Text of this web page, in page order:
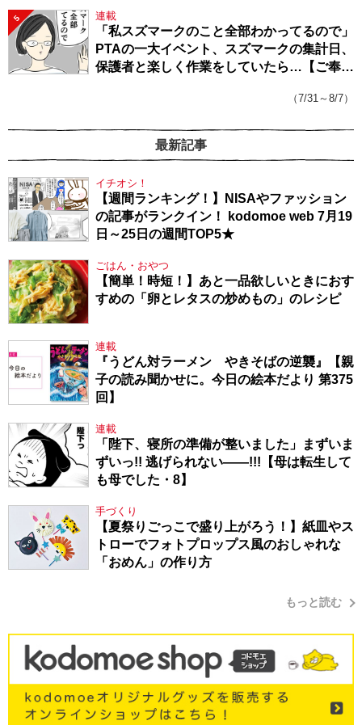
5 連載
「私スズマークのこと全部わかってるので」
PTAの一大イベント、スズマークの集計日、
保護者と楽しく作業をしていたら…【ご奉仕
（7/31～8/7）
最新記事
イチオシ！
【週間ランキング！】NISAやファッション
の記事がランクイン！ kodomoe web 7月19
日～25日の週間TOP5★
ごはん・おやつ
【簡単！時短！】あと一品欲しいときにおす
すめの「卵とレタスの炒めもの」のレシピ
連載
『うどん対ラーメン やきそばの逆襲』【親
子の読み聞かせに。今日の絵本だより 第375
回】
連載
「陛下、寝所の準備が整いました」まずいま
ずいっ!! 逃げられない――!!!【母は転生して
も母でした・8】
手づくり
【夏祭りごっこで盛り上がろう！】紙皿やス
トローでフォトプロップス風のおしゃれな
「おめん」の作り方
もっと読む